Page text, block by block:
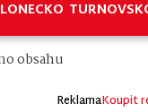
obsahu
ReklamaKoupit